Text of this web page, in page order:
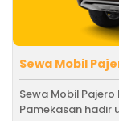
Sewa Mobil
Sewa Mobil
Pamekasan hadir